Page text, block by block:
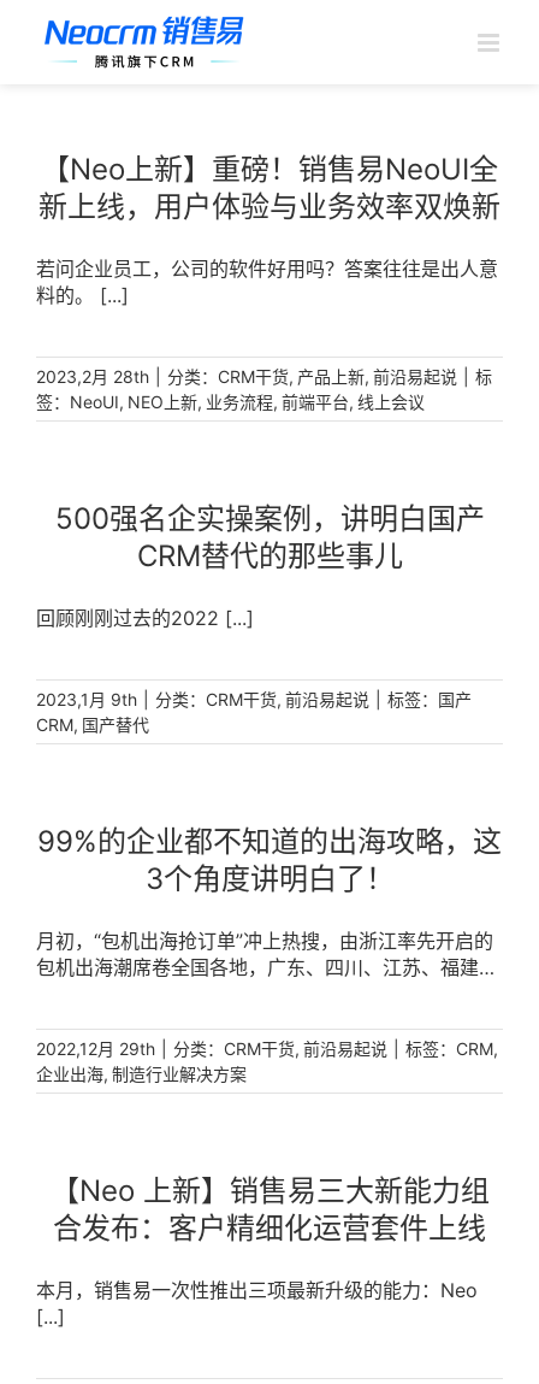
【Neo上新】重磅！销售易NeoUI全
新上线，用户体验与业务效率双焕新
若问企业员工，公司的软件好用吗？答案往往是出人意
料的。 [...]
2023,2月 28th 分类： CRM干货, 产品上新, 前沿易起说
标
签： NeoUI, NEO上新, 业务流程, 前端平台, 线上会议
500强名企实操案例，讲明白国产
CRM替代的那些事儿
回顾刚刚过去的2022 [...]
2023,1月 9th 分类： CRM干货, 前沿易起说 标签： 国产
CRM, 国产替代
99%的企业都不知道的出海攻略，这
3个角度讲明白了！
月初，“包机出海抢订单”冲上热搜，由浙江率先开启的
包机出海潮席卷全国各地，广东、四川、江苏、福建、
伸产业链和供应链，早已成为中国企业新的增长引擎，
这其中，制造企业作为“出海”主力军，正逐步摸索出自
己的出海航向。 [...]
2022,12月 29th 分类： CRM干货, 前沿易起说 标签： CRM,
企业出海, 制造行业解决方案
【Neo 上新】销售易三大新能力组
合发布：客户精细化运营套件上线
本月，销售易一次性推出三项最新升级的能力：Neo
[...]